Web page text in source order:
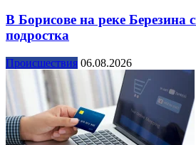
В Борисове на реке Березина
подростка
Происшествия 06.08.2026